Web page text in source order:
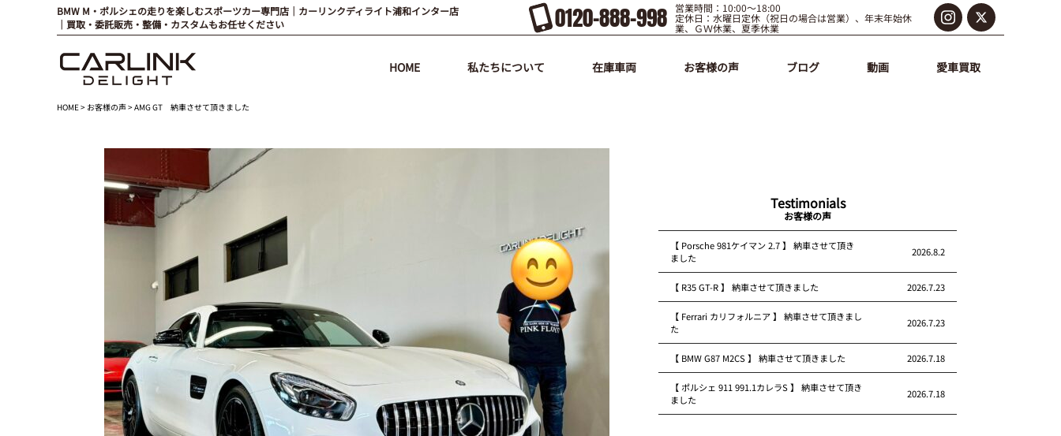
BMW M・ポルシェの走りを楽しむスポーツカー専門店｜カーリンクディライト浦和インター店
｜買取・委託販売・整備・カスタムもお任せください
0120-888-998 営業時間：10:00～18:00
定休日：水曜日定休（祝日の場合は営業）、年末年始休
業、ＧＷ休業、夏季休業
HOME 私たちについて 在庫車両 お客様の声 ブログ 動画 愛車買取
HOME> お客様の声> AMG GT 納車させて頂きました
Testimonials
お客様の声
【 Porsche 981ケイマン 2.7 】 納車させて頂き
ました
2026.8.2
【 R35 GT-R 】 納車させて頂きました 2026.7.23
【 Ferrari カリフォルニア 】 納車させて頂きまし
た
2026.7.23
【 BMW G87 M2CS 】 納車させて頂きました 2026.7.18
【 ポルシェ 911 991.1カレラS 】 納車させて頂き
ました
2026.7.18